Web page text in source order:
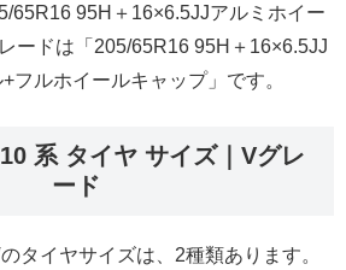
65R16 95H＋16×6.5JJアルミホイー
ードは「205/65R16 95H＋16×6.5JJ
フルホイールキャップ」です。
系 タイヤ サイズ｜Vグレ
ード
タイヤサイズは、2種類あります。